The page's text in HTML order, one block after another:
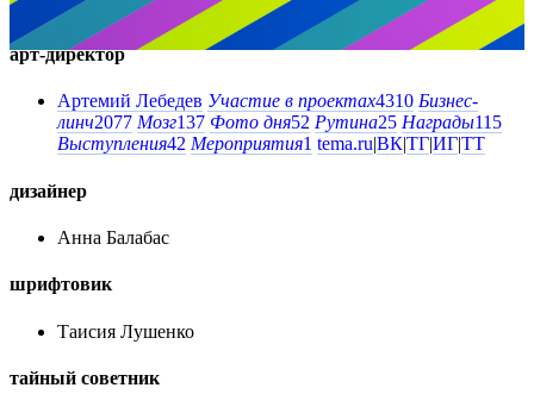
арт-директор
Артемий Лебедев Участие в проектах4310 Бизнес-
линч2077 Мозг137 Фото дня52 Рутина25 Награды115
Выступления42 Мероприятия1 tema.ruВКТГИГТТ
дизайнер
Анна Балабас
шрифтовик
Таисия Лушенко
тайный советник